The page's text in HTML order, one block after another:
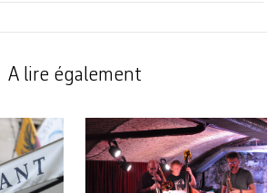
A lire également